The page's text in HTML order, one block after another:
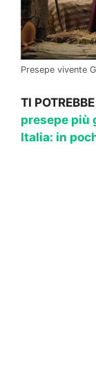
Presepe vivente
TI
presepe più
Italia: in